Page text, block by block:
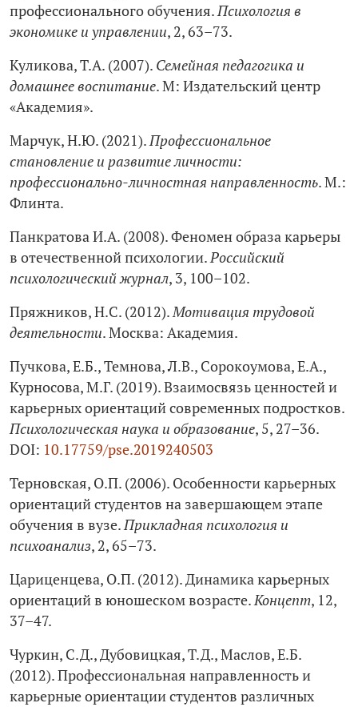
профессионального обучения.Психология в
экономике и управлении, 2, 63–73.
Куликова, Т.А. (2007). Семейная педагогика и
домашнее воспитание. М: Издательский центр
«Академия».
Марчук, Н.Ю. (2021).Профессиональное
становление и развитие личности:
профессионально-личностная направленность. М.:
Флинта.
Панкратова И.А. (2008). Феномен образа карьеры
в отечественной психологии.Российский
психологический журнал, 3, 100–102.
Пряжников, Н.С. (2012).Мотивация трудовой
деятельности. Москва: Академия.
Пучкова, Е.Б., Темнова, Л.В., Сорокоумова, Е.А.,
Курносова, М.Г. (2019). Взаимосвязь ценностей и
карьерных ориентаций современных подростков.
Психологическая наука и образование, 5, 27–36.
DOI: 10.17759/pse.2019240503
Терновская, О.П. (2006). Особенности карьерных
ориентаций студентов на завершающем этапе
обучения в вузе.Прикладная психология и
психоанализ, 2, 65–73.
Цариценцева, О.П. (2012). Динамика карьерных
ориентаций в юношеском возрасте.Концепт, 12,
37–47.
Чуркин, С.Д., Дубовицкая, Т.Д., Маслов, Е.Б.
(2012). Профессиональная направленность и
карьерные ориентации студентов различных